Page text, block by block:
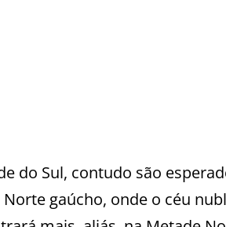
do Sul, contudo são
gaúcho, onde o céu